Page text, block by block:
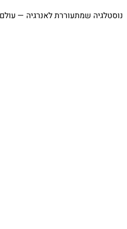
שמתעוררת לאנרגיה — עולם